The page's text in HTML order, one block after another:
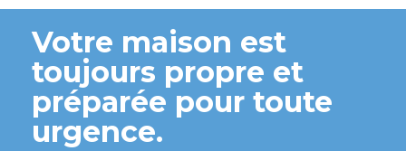
Votre maison est
toujours propre et
préparée pour toute
urgence.